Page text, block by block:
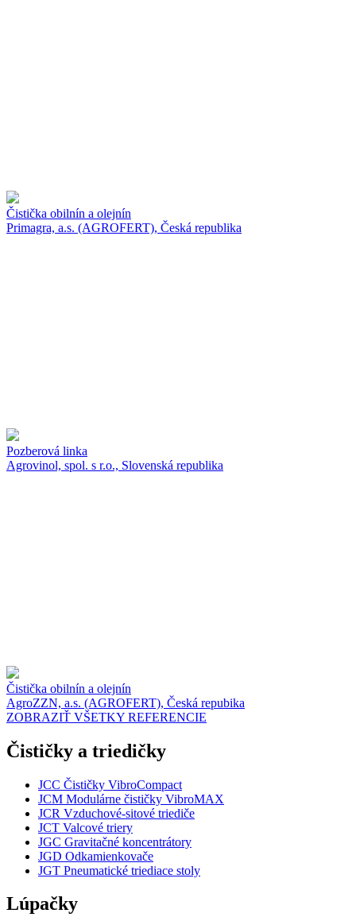
Čistička obilnín a olejnín
Primagra, a.s. (AGROFERT), Česká republika
Pozberová linka
Agrovinol, spol. s r.o., Slovenská republika
Čistička obilnín a olejnín
AgroZZN, a.s. (AGROFERT), Česká repubika
ZOBRAZIŤ VŠETKY REFERENCIE
Čističky a triedičky
JCC Čističky VibroCompact
JCM Modulárne čističky VibroMAX
JCR Vzduchové-sitové triediče
JCT Valcové triery
JGC Gravitačné koncentrátory
JGD Odkamienkovače
JGT Pneumatické triediace stoly
Lúpačky